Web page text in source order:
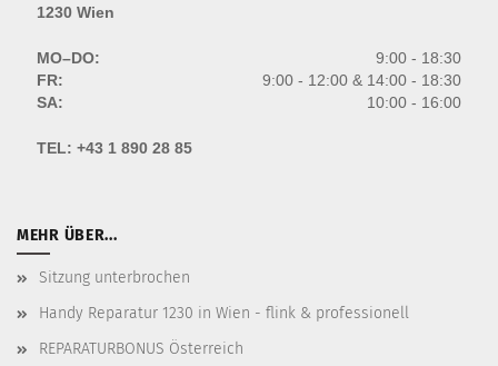
1230 Wien
MO–DO:
9:00 - 18:30
FR:
9:00 - 12:00 & 14:00 - 18:30
SA:
10:00 - 16:00
TEL: +43 1 890 28 85
MEHR ÜBER...
Sitzung unterbrochen
Handy Reparatur 1230 in Wien - flink & professionell
REPARATURBONUS Österreich